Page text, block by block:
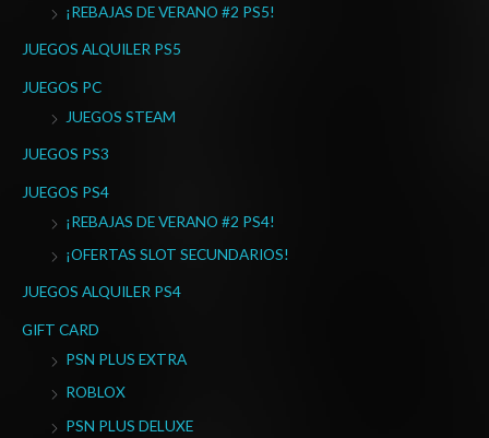
¡REBAJAS DE VERANO #2 PS5!
JUEGOS ALQUILER PS5
JUEGOS PC
JUEGOS STEAM
JUEGOS PS3
JUEGOS PS4
¡REBAJAS DE VERANO #2 PS4!
¡OFERTAS SLOT SECUNDARIOS!
JUEGOS ALQUILER PS4
GIFT CARD
PSN PLUS EXTRA
ROBLOX
PSN PLUS DELUXE